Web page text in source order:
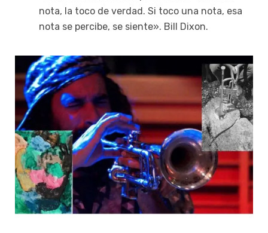
nota, la toco de verdad. Si toco una nota, esa
nota se percibe, se siente». Bill Dixon.